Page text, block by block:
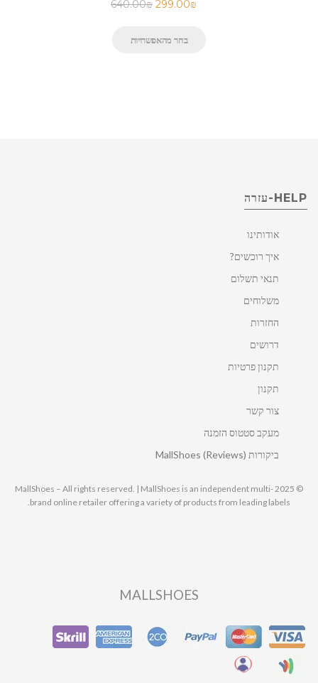
640.00₪ 299.00₪
בחר מהאפשרויות
HELP-עזרה
אודותינו
איך רוכשים?
תנאי תשלום
משלוחים
החזרות
דרושים
תקנון פרטיות
תקנון
צור קשר
מעקב סטטוס הזמנה
ביקורות MallShoes (Reviews)
© 2025 MallShoes – All rights reserved. | MallShoes is an independent multi-
brand online retailer offering a variety of products from leading labels.
MALLSHOES